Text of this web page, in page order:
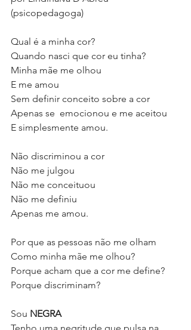
(psicopedagoga)
Qual é a minha cor?
Quando nasci que cor eu tinha?
Minha mãe me olhou
E me amou
Sem definir conceito sobre a cor
Apenas se  emocionou e me aceitou
E simplesmente amou.
Não discriminou a cor
Não me julgou
Não me conceituou
Não me definiu
Apenas me amou.
Por que as pessoas não me olham
Como minha mãe me olhou?
Porque acham que a cor me define?
Porque discriminam?
Sou NEGRA
Tenho uma negritude que pulsa na